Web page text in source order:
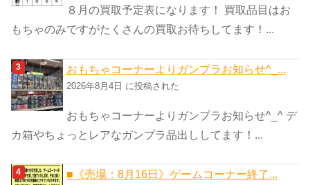
８月の買取予定表になります！ 買取品目はお
もちゃのみですがたくさんの買取お待ちしてます！...
おもちゃコーナーよりガンプラお知らせ^_...
2026年8月4日 に投稿された
おもちゃコーナーよりガンプラお知らせ^_^ デ
カ箱やちょっとレアなガンプラ品出ししてます！...
■《売場：8月16日》ゲームコーナー終了...